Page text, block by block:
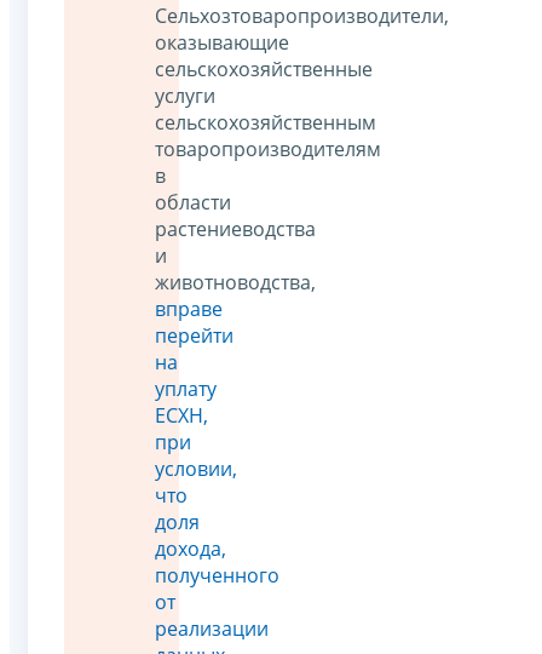
Сельхозтоваропроизводители,
оказывающие
сельскохозяйственные
услуги
сельскохозяйственным
товаропроизводителям
в
области
растениеводства
и
животноводства,
вправе
перейти
на
уплату
ЕСХН,
при
условии,
что
доля
дохода,
полученного
от
реализации